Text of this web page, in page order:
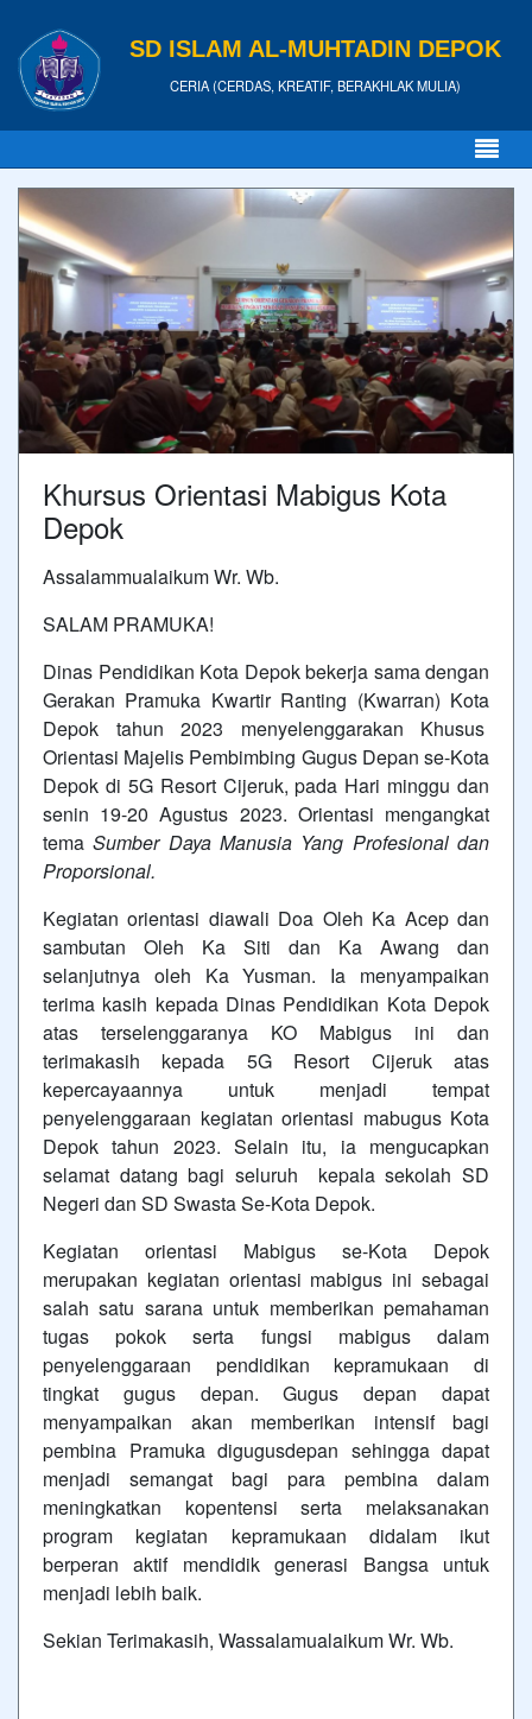
SD ISLAM AL-MUHTADIN DEPOK
CERIA (CERDAS, KREATIF, BERAKHLAK MULIA)
Khursus Orientasi Mabigus Kota
Depok
Assalammualaikum Wr. Wb.
SALAM PRAMUKA!
Dinas Pendidikan Kota Depok bekerja sama dengan
Gerakan Pramuka Kwartir Ranting (Kwarran) Kota
Depok tahun 2023 menyelenggarakan Khusus
Orientasi Majelis Pembimbing Gugus Depan se-Kota
Depok di 5G Resort Cijeruk, pada Hari minggu dan
senin 19-20 Agustus 2023. Orientasi mengangkat
temaSumber Daya Manusia Yang Profesional dan
Proporsional.
Kegiatan orientasi diawali Doa Oleh Ka Acep dan
sambutan Oleh Ka Siti dan Ka Awang dan
selanjutnya oleh Ka Yusman. Ia menyampaikan
terima kasih kepada Dinas Pendidikan Kota Depok
atas terselenggaranya KO Mabigus ini dan
terimakasih kepada 5G Resort Cijeruk atas
kepercayaannya untuk menjadi tempat
penyelenggaraan kegiatan orientasi mabugus Kota
Depok tahun 2023. Selain itu, ia mengucapkan
selamat datang bagi seluruh kepala sekolah SD
Negeri dan SD Swasta Se-Kota Depok.
Kegiatan orientasi Mabigus se-Kota Depok
merupakan kegiatan orientasi mabigus ini sebagai
salah satu sarana untuk memberikan pemahaman
tugas pokok serta fungsi mabigus dalam
penyelenggaraan pendidikan kepramukaan di
tingkat gugus depan. Gugus depan dapat
menyampaikan akan memberikan intensif bagi
pembina Pramuka digugusdepan sehingga dapat
menjadi semangat bagi para pembina dalam
meningkatkan kopentensi serta melaksanakan
program kegiatan kepramukaan didalam ikut
berperan aktif mendidik generasi Bangsa untuk
menjadi lebih baik.
Sekian Terimakasih, Wassalamualaikum Wr. Wb.